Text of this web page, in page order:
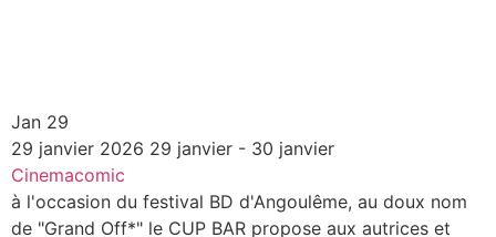
Jan 29
29 janvier 2026 29 janvier - 30 janvier
Cinemacomic
à l'occasion du festival BD d'Angoulême, au doux nom
de "Grand Off*" le CUP BAR propose aux autrices et